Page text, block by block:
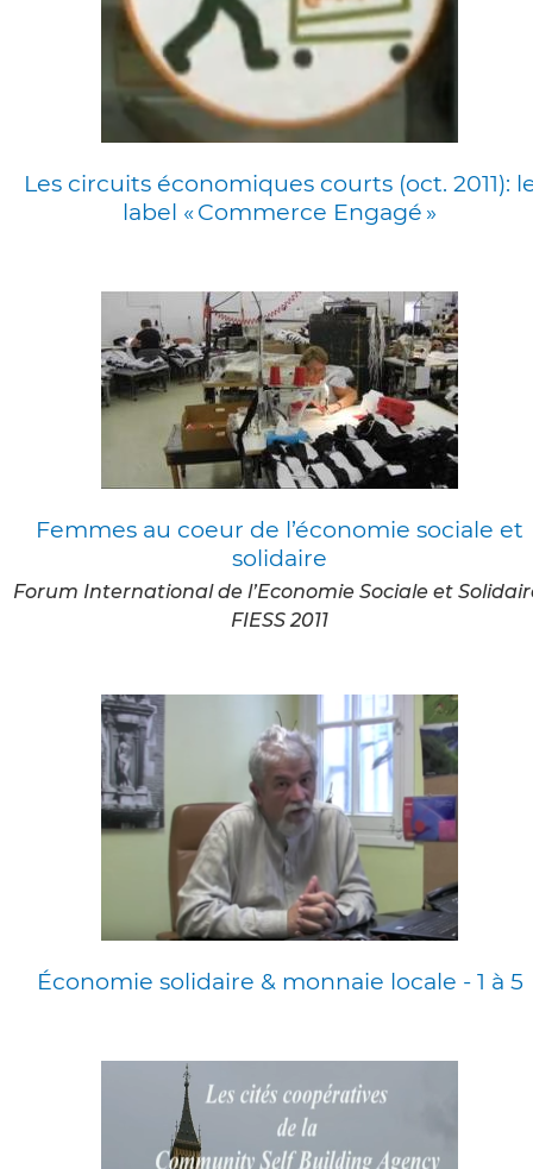
Les circuits économiques courts (oct. 2011):
label « Commerce Engagé »
Femmes au coeur de l’économie sociale et
solidaire
Forum International de l’Economie Sociale et
FIESS 2011
Économie solidaire & monnaie locale - 1 à 5